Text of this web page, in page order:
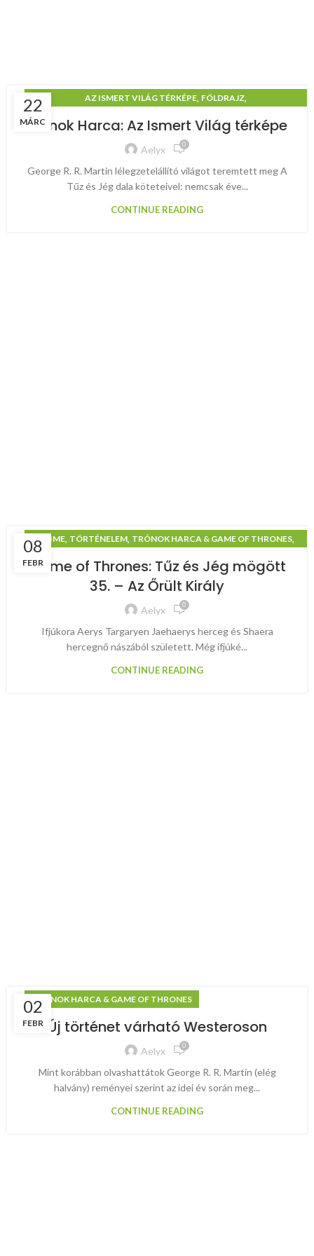
22
MÁRC
AZ ISMERT VILÁG TÉRKÉPE, FÖLDRAJZ,
Trónok Harca: Az Ismert Világ térképe
Aelyx 0
George R. R. Martin lélegzetelállító világot teremtett meg A
Tűz és Jég dala köteteivel: nemcsak éve...
CONTINUE READING
08
FEBR
ANIME, TÖRTÉNELEM, TRÓNOK HARCA & GAME OF THRONES,
Game of Thrones: Tűz és Jég mögött
35. – Az Őrült Király
Aelyx 0
Ifjúkora Aerys Targaryen Jaehaerys herceg és Shaera
hercegnő nászából született. Még ifjúké...
CONTINUE READING
02
FEBR
TRÓNOK HARCA & GAME OF THRONES
Új történet várható Westeroson
Aelyx 0
Mint korábban olvashattátok George R. R. Martin (elég
halvány) reményei szerint az idei év során meg...
CONTINUE READING